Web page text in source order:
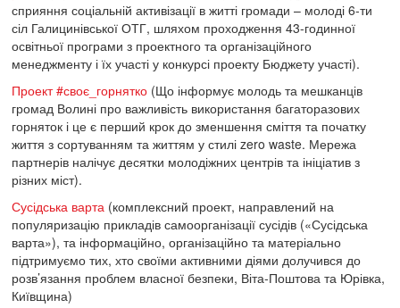
сприяння соціальній активізації в житті громади – молоді 6-ти
сіл Галицинівської ОТГ, шляхом проходження 43-годинної
освітньої програми з проектного та організаційного
менеджменту і їх участі у конкурсі проекту Бюджету участі).
Проект #своє_горнятко(Що інформує молодь та мешканців
громад Волині про важливість використання багаторазових
горняток і це є перший крок до зменшення сміття та початку
життя з сортуванням та життям у стилі zero waste. Мережа
партнерів налічує десятки молодіжних центрів та ініціатив з
різних міст).
Сусідська варта(комплексний проект, направлений на
популяризацію прикладів самоорганізації сусідів («Сусідська
варта»), та інформаційно, організаційно та матеріально
підтримуємо тих, хто своїми активними діями долучився до
розв’язання проблем власної безпеки, Віта-Поштова та Юрівка,
Київщина)